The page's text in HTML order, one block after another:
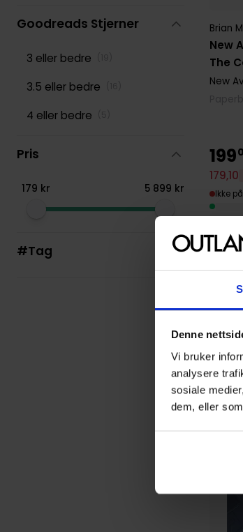
Denne
Vi bruker
analysere
sosiale
dem, eller
New
The
Brian
New
199
179,10
Ikke
Goodreads Stjerner
3 eller bedre
3.5 eller bedre
4 eller bedre
Pris
179 kr 5 899 kr
#Tag